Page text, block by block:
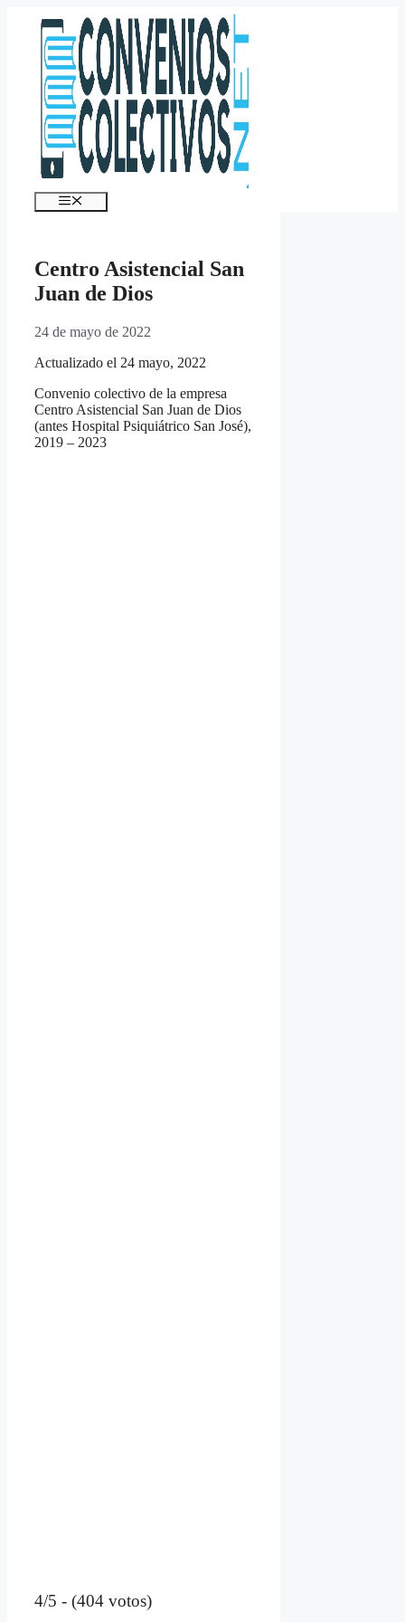
contenido
Menú
Centro Asistencial San
Juan de Dios
24 de mayo de 2022
Actualizado el 24 mayo, 2022
Convenio colectivo de la empresa
Centro Asistencial San Juan de Dios
(antes Hospital Psiquiátrico San José),
2019 – 2023
4/5 - (404 votos)